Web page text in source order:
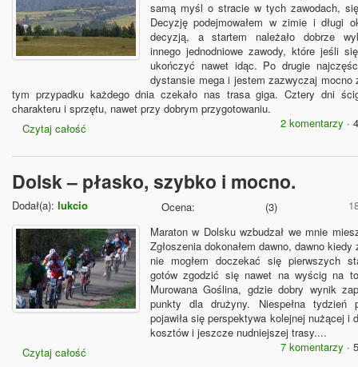
samą myśl o stracie w tych zawodach,
Decyzję podejmowałem w zimie i długi
decyzją, a startem należało dobrze
innego jednodniowe zawody, które jeśli
ukończyć nawet idąc. Po drugie
dystansie mega i jestem zazwyczaj mocno
tym przypadku każdego dnia czekało nas trasa giga. Cztery dni
charakteru i sprzętu, nawet przy dobrym przygotowaniu.
Czytaj całość
2 komentarzy ·
Dolsk – płasko, szybko i mocno.
Dodał(a): lukcio Ocena: (3)
Maraton w Dolsku wzbudzał we mnie
Zgłoszenia dokonałem dawno, dawno
nie mogłem doczekać się pierwszych
gotów zgodzić się nawet na wyścig na
Murowana Goślina, gdzie dobry wynik
punkty dla drużyny. Niespełna tydzień
pojawiła się perspektywa kolejnej nużącej i
kosztów i jeszcze nudniejszej trasy....
Czytaj całość
7 komentarzy ·